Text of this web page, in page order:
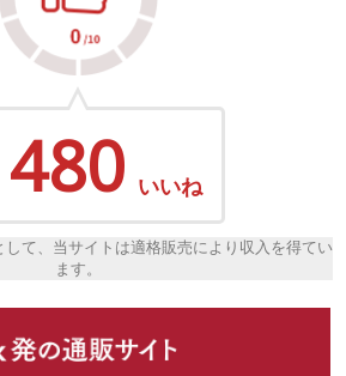
480 いいね
て、当サイトは適格販売により収入を得てい
ます。